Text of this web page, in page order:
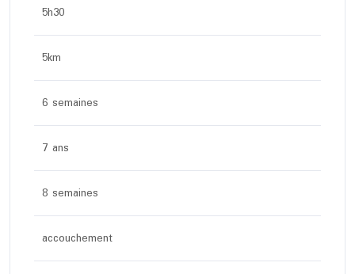
5h30
5km
6 semaines
7 ans
8 semaines
accouchement